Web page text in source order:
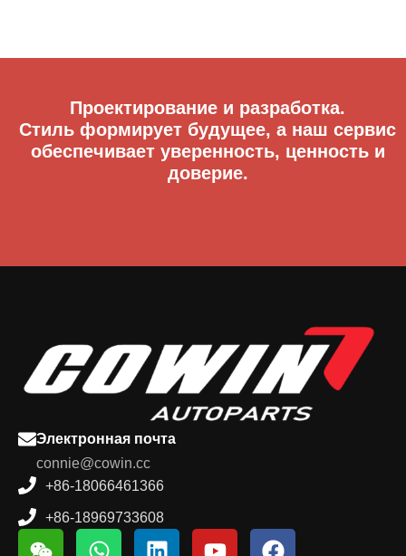
Проектирование и разработка.
Стиль формирует будущее, а наш сервис
обеспечивает уверенность, ценность и
доверие.
Электронная почта
connie@cowin.cc
+86-18066461366
+86-18969733608